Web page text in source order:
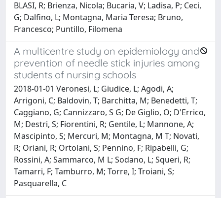
BLASI, R; Brienza, Nicola; Bucaria, V; Ladisa, P; Ceci,
G; Dalfino, L; Montagna, Maria Teresa; Bruno,
Francesco; Puntillo, Filomena
A multicentre study on epidemiology and
prevention of needle stick injuries among
students of nursing schools
2018-01-01 Veronesi, L; Giudice, L; Agodi, A;
Arrigoni, C; Baldovin, T; Barchitta, M; Benedetti, T;
Caggiano, G; Cannizzaro, S G; De Giglio, O; D'Errico,
M; Destri, S; Fiorentini, R; Gentile, L; Mannone, A;
Mascipinto, S; Mercuri, M; Montagna, M T; Novati,
R; Oriani, R; Ortolani, S; Pennino, F; Ripabelli, G;
Rossini, A; Sammarco, M L; Sodano, L; Squeri, R;
Tamarri, F; Tamburro, M; Torre, I; Troiani, S;
Pasquarella, C